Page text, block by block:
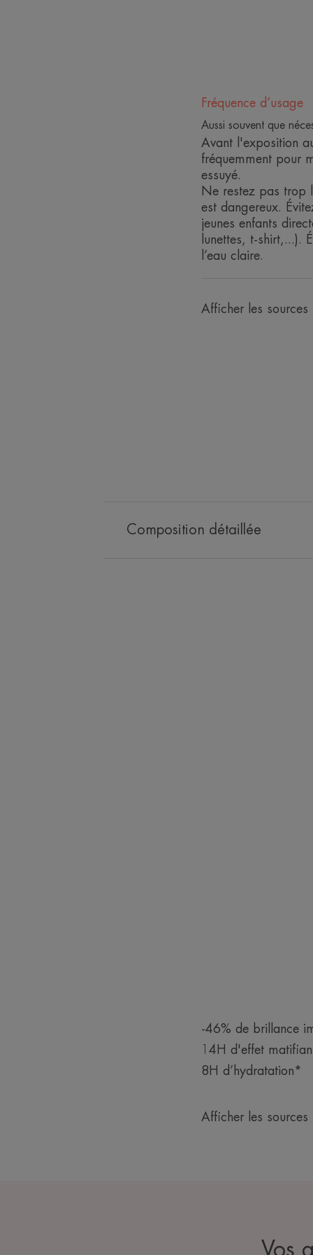
Fréquence d’usage
Aussi souvent que
Avant l'exposition
fréquemment pour
essuyé.
Ne restez pas trop
est dangereux.
jeunes enfants
lunettes, t-shirt,...).
l’eau claire.
Afficher les sources
Composition détaillée
-46% de brillance
14H d'effet
8H d’hydratation*
Afficher les sources
Vos